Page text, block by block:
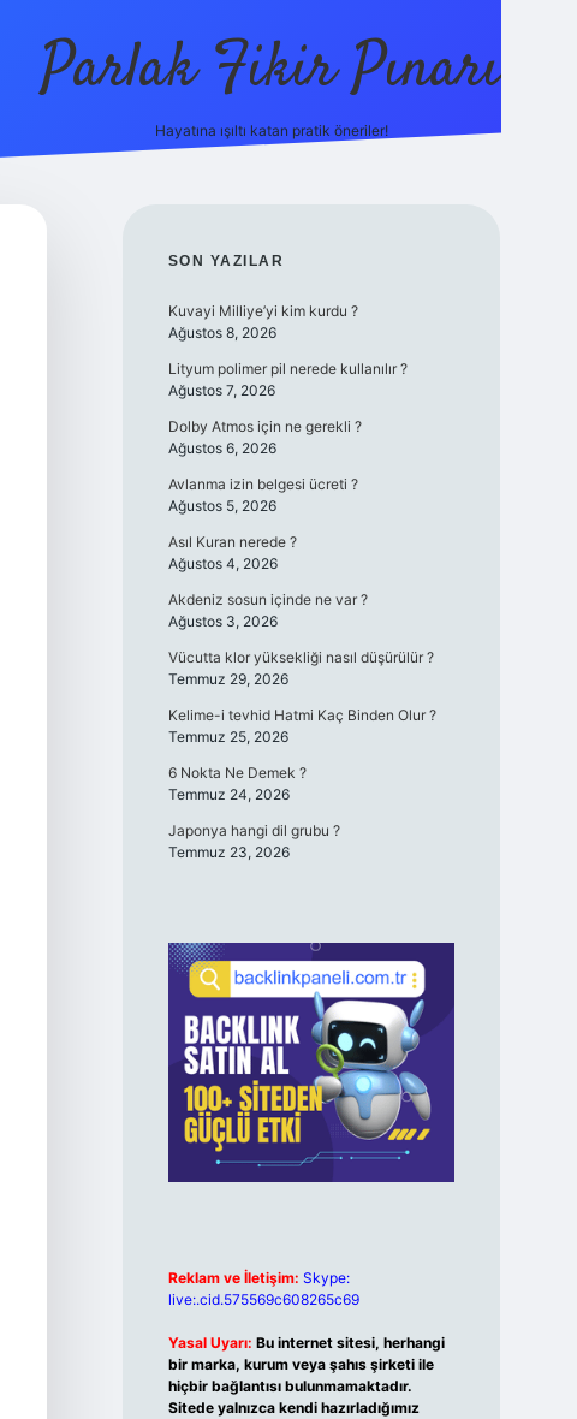
Parlak Fikir Pınarı
Hayatına ışıltı katan pratik öneriler!
SIDEBAR
SON YAZILAR
Kuvayi Milliye’yi kim kurdu ?
Ağustos 8, 2026
Lityum polimer pil nerede kullanılır ?
Ağustos 7, 2026
Dolby Atmos için ne gerekli ?
Ağustos 6, 2026
Avlanma izin belgesi ücreti ?
Ağustos 5, 2026
Asıl Kuran nerede ?
Ağustos 4, 2026
Akdeniz sosun içinde ne var ?
Ağustos 3, 2026
Vücutta klor yüksekliği nasıl düşürülür ?
Temmuz 29, 2026
Kelime-i tevhid Hatmi Kaç Binden Olur ?
Temmuz 25, 2026
6 Nokta Ne Demek ?
Temmuz 24, 2026
Japonya hangi dil grubu ?
Temmuz 23, 2026
Reklam ve İletişim: Skype:
live:.cid.575569c608265c69
Yasal Uyarı: Bu internet sitesi, herhangi
bir marka, kurum veya şahıs şirketi ile
hiçbir bağlantısı bulunmamaktadır.
Sitede yalnızca kendi hazırladığımız